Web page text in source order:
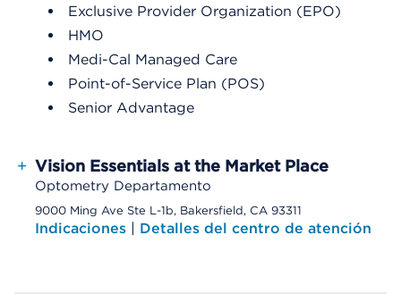
Exclusive Provider Organization (EPO)
HMO
Medi-Cal Managed Care
Point-of-Service Plan (POS)
Senior Advantage
+ Vision Essentials at the Market Place
Optometry Departamento
9000 Ming Ave Ste L-1b, Bakersfield, CA 93311
Indicaciones | Detalles del centro de atención